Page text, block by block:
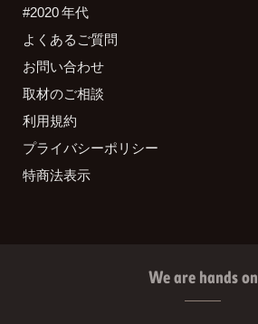
#2020 年代
よくあるご質問
お問い合わせ
取材のご相談
利用規約
プライバシーポリシー
特商法表示
We are hands on